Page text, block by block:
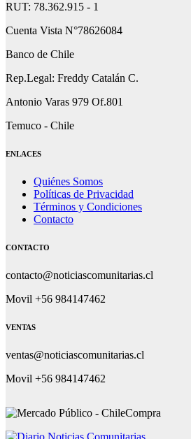
RUT: 78.362.915 - 1
Cuenta Vista N°78626084
Banco de Chile
Rep.Legal: Freddy Catalán C.
Antonio Varas 979 Of.801
Temuco - Chile
ENLACES
Quiénes Somos
Políticas de Privacidad
Términos y Condiciones
Contacto
CONTACTO
contacto@noticiascomunitarias.cl
Movil +56 984147462
VENTAS
ventas@noticiascomunitarias.cl
Movil +56 984147462